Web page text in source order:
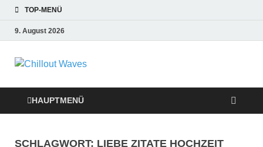
TOP-MENÜ
9. August 2026
Chillout Waves
Relaxing Music
Ferienwohnungen zum Verlieben!
HAUPTMENÜ
SCHLAGWORT: LIEBE ZITATE HOCHZEIT